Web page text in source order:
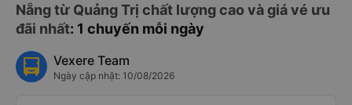
Nẵng từ Quảng Trị chất lượng cao và giá vé ưu
đãi nhất: 1 chuyến mỗi ngày
Vexere Team
Ngày cập nhật: 10/08/2026